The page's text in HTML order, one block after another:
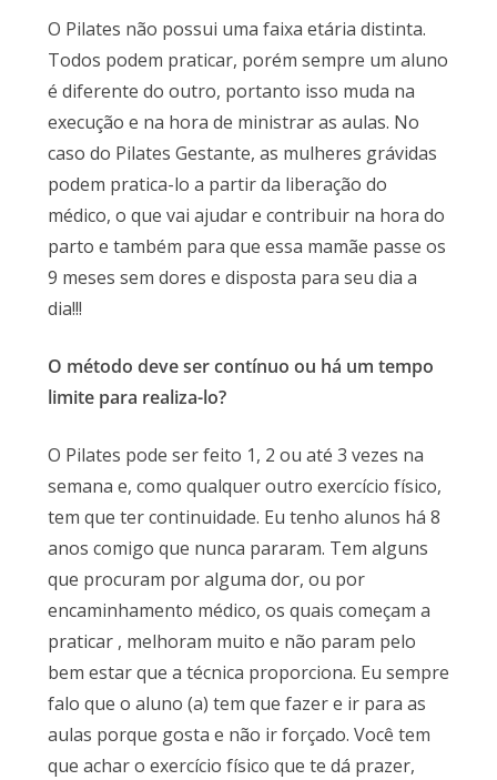
O Pilates não possui uma faixa etária distinta.
Todos podem praticar, porém sempre um aluno
é diferente do outro, portanto isso muda na
execução e na hora de ministrar as aulas. No
caso do Pilates Gestante, as mulheres grávidas
podem pratica-lo a partir da liberação do
médico, o que vai ajudar e contribuir na hora do
parto e também para que essa mamãe passe os
9 meses sem dores e disposta para seu dia a
dia!!!
O método deve ser contínuo ou há um tempo
limite para realiza-lo?
O Pilates pode ser feito 1, 2 ou até 3 vezes na
semana e, como qualquer outro exercício físico,
tem que ter continuidade. Eu tenho alunos há 8
anos comigo que nunca pararam. Tem alguns
que procuram por alguma dor, ou por
encaminhamento médico, os quais começam a
praticar , melhoram muito e não param pelo
bem estar que a técnica proporciona. Eu sempre
falo que o aluno (a) tem que fazer e ir para as
aulas porque gosta e não ir forçado. Você tem
que achar o exercício físico que te dá prazer,